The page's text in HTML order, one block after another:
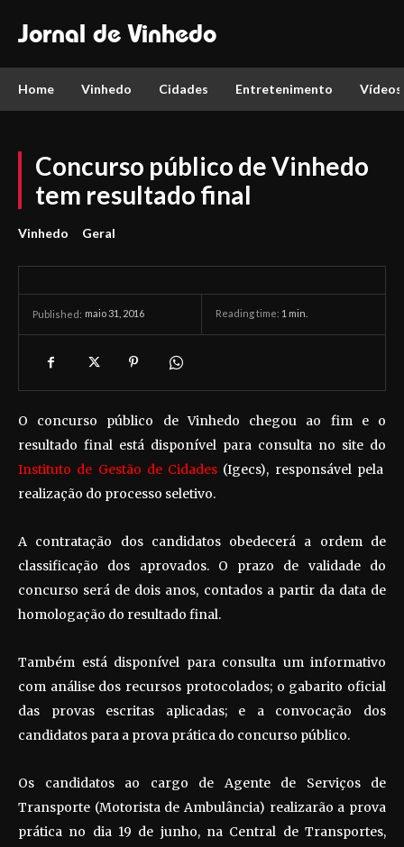
Jornal de Vinhedo
Home Vinhedo Cidades Entretenimento Vídeos
Concurso público de Vinhedo
tem resultado final
Vinhedo Geral
Published: maio 31, 2016 Reading time: 1 min.
O concurso público de Vinhedo chegou ao fim e o
resultado final está disponível para consulta no site do
Instituto de Gestão de Cidades (Igecs), responsável pela
realização do processo seletivo.
A contratação dos candidatos obedecerá a ordem de
classificação dos aprovados. O prazo de validade do
concurso será de dois anos, contados a partir da data de
homologação do resultado final.
Também está disponível para consulta um informativo
com análise dos recursos protocolados; o gabarito oficial
das provas escritas aplicadas; e a convocação dos
candidatos para a prova prática do concurso público.
Os candidatos ao cargo de Agente de Serviços de
Transporte (Motorista de Ambulância) realizarão a prova
prática no dia 19 de junho, na Central de Transportes,